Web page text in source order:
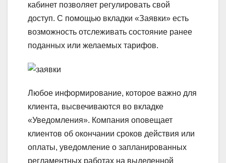
кабинет позволяет регулировать свой
доступ. С помощью вкладки «Заявки» есть
возможность отслеживать состояние ранее
поданных или желаемых тарифов.
Любое информирование, которое важно для
клиента, высвечиваются во вкладке
«Уведомления». Компания оповещает
клиентов об окончании сроков действия или
оплаты, уведомление о запланированных
регламентных работах на выделенной